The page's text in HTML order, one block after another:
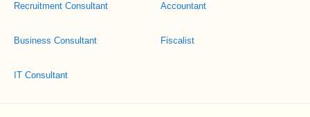
Recruitment Consultant
Business Consultant
IT Consultant
Accountant
Fiscalist